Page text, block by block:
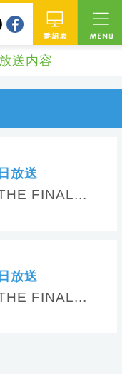
twitterfacebook
放送内容
放送
FINAL...
放送
FINAL...